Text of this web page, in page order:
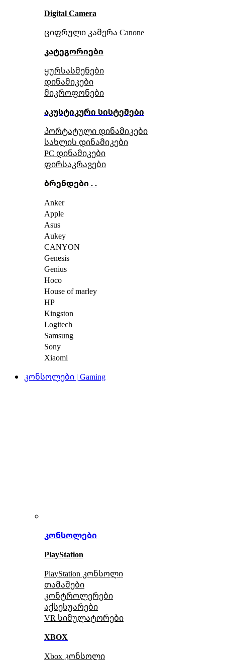
Digital Camera
ციფრული კამერა Сanone
კატეგორიები
ყურსასმენები
დინამიკები
მიკროფონები
აკუსტიკური სისტემები
პორტატული დინამიკები
სახლის დინამიკები
PC დინამიკები
ფირსაკრავები
ბრენდები . .
Anker
Apple
Asus
Aukey
CANYON
Genesis
Genius
Hoco
House of marley
HP
Kingston
Logitech
Samsung
Sony
Xiaomi
კონსოლები | Gaming
კონსოლები
PlayStation
PlayStation კონსოლი
თამაშები
კონტროლერები
აქსესუარები
VR სიმულატორები
XBOX
Xbox კონსოლი